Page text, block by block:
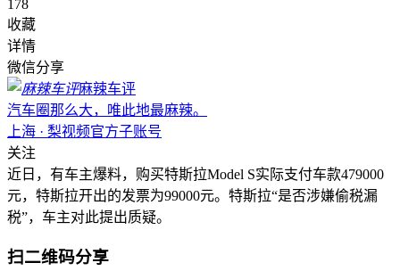
178
收藏
详情
微信分享
麻辣车评
汽车圈那么大，唯此地最麻辣。
上海 · 梨视频官方子账号
关注
近日，有车主爆料，购买特斯拉Model S实际支付车款479000
元，特斯拉开出的发票为99000元。特斯拉“是否涉嫌偷税漏
税”，车主对此提出质疑。
扫二维码分享